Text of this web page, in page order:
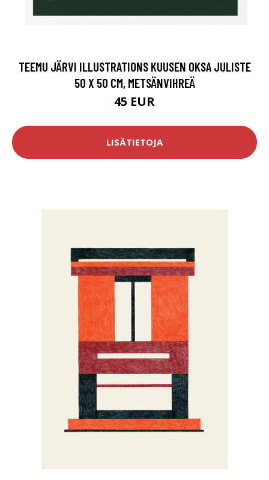
TEEMU JÄRVI ILLUSTRATIONS KUUSEN OKSA JULISTE
50 X 50 CM, METSÄNVIHREÄ
45 EUR
LISÄTIETOJA